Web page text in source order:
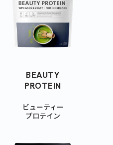
BEAUTY
PROTEIN
ビューティー
プロテイン